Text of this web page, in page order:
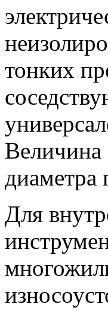
тонких
Величина
диаметра
Для